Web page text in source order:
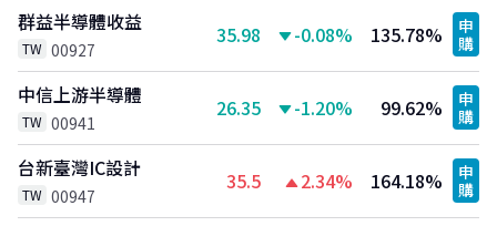
群益半導體收益
TW 00927
35.98 -0.08% 135.78%
申
購
中信上游半導體
TW 00941
26.35 -1.20% 99.62%
申
購
台新臺灣IC設計
TW 00947
35.5 2.34% 164.18%
申
購